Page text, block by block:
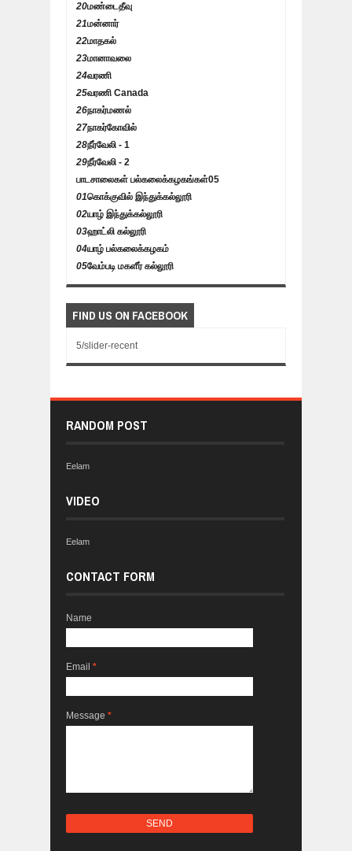
20மண்டைதீவு
21மன்னார்
22மாதகல்
23மானாவலை
24வரணி
25வரணி Canada
26நாகர்மணல்
27நாகர்கோவில்
28நீர்வேலி - 1
29நீர்வேலி - 2
பாடசாலைகள் பல்கலைக்கழகங்கள்05
01கொக்குவில் இந்துக்கல்லூரி
02யாழ் இந்துக்கல்லூரி
03ஹாட்லி கல்லூரி
04யாழ் பல்கலைக்கழகம்
05வேம்படி மகளீர் கல்லூரி
FIND US ON FACEBOOK
5/slider-recent
RANDOM POST
Eelam
VIDEO
Eelam
CONTACT FORM
Name
Email *
Message *